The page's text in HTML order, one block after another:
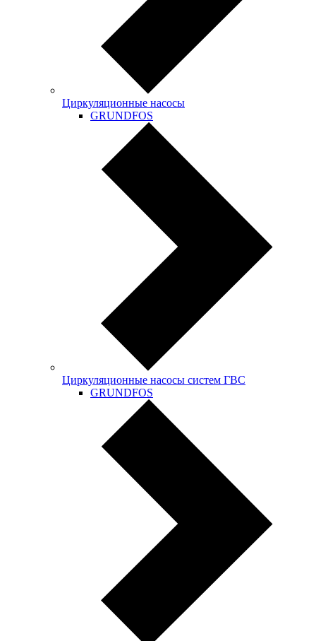
Циркуляционные насосы
GRUNDFOS
Циркуляционные насосы систем ГВС
GRUNDFOS